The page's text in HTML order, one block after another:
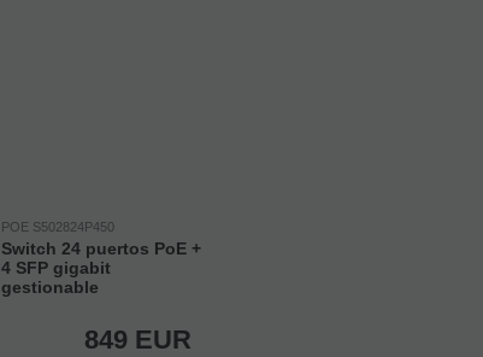
POE S502824P450
Switch 24 puertos PoE +
4 SFP gigabit
gestionable
849 EUR